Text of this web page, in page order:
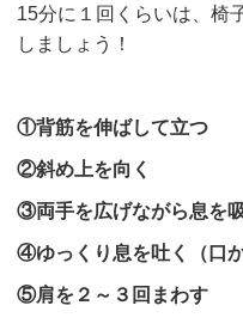
15分に１回くらいは、椅
しましょう！
①背筋を伸ばして立つ
②斜め上を向く
③両手を広げながら息を吸
④ゆっくり息を吐く（口か
⑤肩を２～３回まわす